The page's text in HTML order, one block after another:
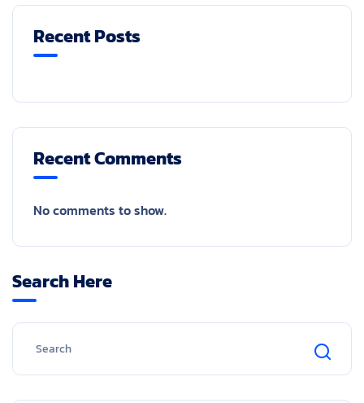
Recent Posts
Recent Comments
No comments to show.
Search Here